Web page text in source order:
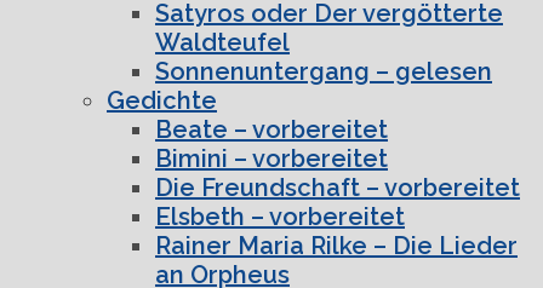
Satyros oder Der vergötterte
Waldteufel
Sonnenuntergang – gelesen
Gedichte
Beate – vorbereitet
Bimini – vorbereitet
Die Freundschaft – vorbereitet
Elsbeth – vorbereitet
Rainer Maria Rilke – Die Lieder
an Orpheus